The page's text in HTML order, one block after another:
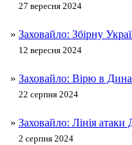
27 вересня 2024
» Заховайло: Збірну
12 вересня 2024
» Заховайло: Вірю в
22 серпня 2024
» Заховайло: Лінія
2 серпня 2024